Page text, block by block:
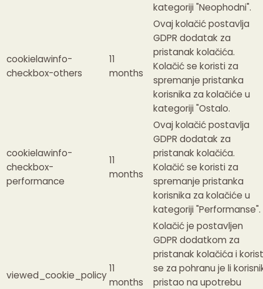
kategoriji "Neophodni".
cookielawinfo-
checkbox-others
11
months
Ovaj kolačić postavlja
GDPR dodatak za
pristanak kolačića.
Kolačić se koristi za
spremanje pristanka
korisnika za kolačiće u
kategoriji "Ostalo.
cookielawinfo-
checkbox-
performance
11
months
Ovaj kolačić postavlja
GDPR dodatak za
pristanak kolačića.
Kolačić se koristi za
spremanje pristanka
korisnika za kolačiće u
kategoriji "Performanse".
viewed_cookie_policy
11
months
Kolačić je postavljen
GDPR dodatkom za
pristanak kolačića i
se za pohranu je li
pristao na upotrebu